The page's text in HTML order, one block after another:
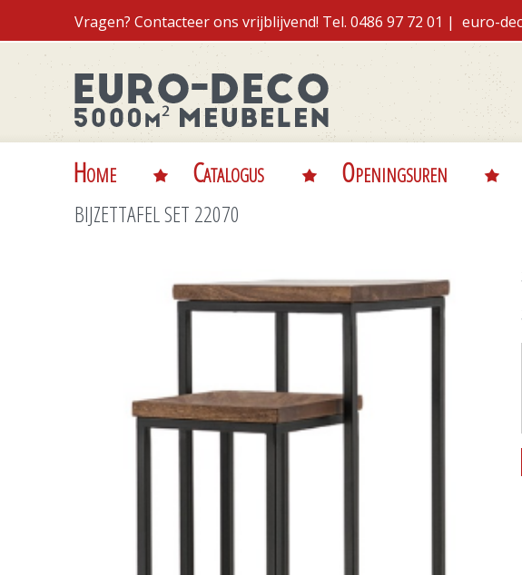
Vragen? Contacteer ons vrijblijvend! Tel. 0486 97 72 01 | euro-
Home Catalogus Openingsuren
BIJZETTAFEL SET 22070